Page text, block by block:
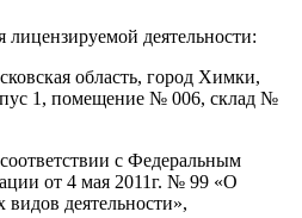
лицензируемой деятельности:
область, город Химки,
1, помещение № 006, склад №
с Федеральным
от 4 мая 2011г. № 99 «О
деятельности»,